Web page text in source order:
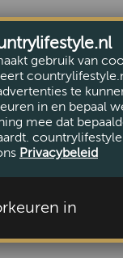
gebruik van
te
in en bepaal
mee dat
Privacybeleid
in